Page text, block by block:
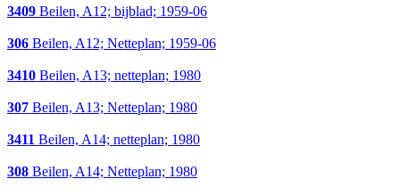
3409 Beilen, A12; bijblad; 1959-06
306 Beilen, A12; Netteplan; 1959-06
3410 Beilen, A13; netteplan; 1980
307 Beilen, A13; Netteplan; 1980
3411 Beilen, A14; netteplan; 1980
308 Beilen, A14; Netteplan; 1980